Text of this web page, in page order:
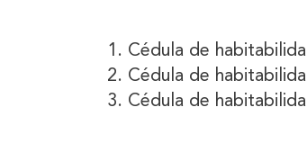
Cédula de
Cédula de
Cédula de